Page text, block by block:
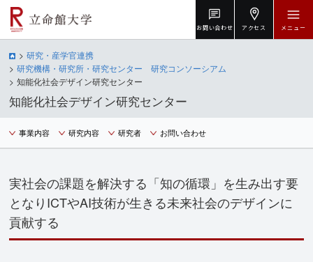
お問い合わせ アクセス メニュー
研究・産学官連携
研究機構・研究所・研究センター 研究コンソーシアム
知能化社会デザイン研究センター
知能化社会デザイン研究センター
事業内容 研究内容 研究者 お問い合わせ
実社会の課題を解決する「知の循環」を生み出す要
となりICTやAI技術が生きる未来社会のデザインに
貢献する